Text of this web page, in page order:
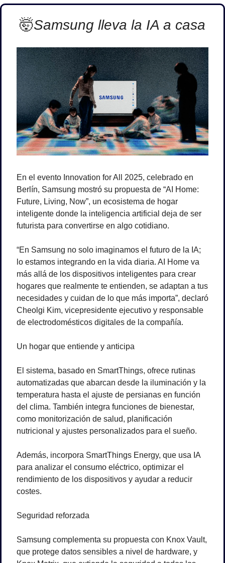
🤯Samsung lleva la IA a casa
En el evento Innovation for All 2025, celebrado en
Berlín, Samsung mostró su propuesta de “AI Home:
Future, Living, Now”, un ecosistema de hogar
inteligente donde la inteligencia artificial deja de ser
futurista para convertirse en algo cotidiano.
“En Samsung no solo imaginamos el futuro de la IA;
lo estamos integrando en la vida diaria. AI Home va
más allá de los dispositivos inteligentes para crear
hogares que realmente te entienden, se adaptan a tus
necesidades y cuidan de lo que más importa”, declaró
Cheolgi Kim, vicepresidente ejecutivo y responsable
de electrodomésticos digitales de la compañía.
Un hogar que entiende y anticipa
El sistema, basado en SmartThings, ofrece rutinas
automatizadas que abarcan desde la iluminación y la
temperatura hasta el ajuste de persianas en función
del clima. También integra funciones de bienestar,
como monitorización de salud, planificación
nutricional y ajustes personalizados para el sueño.
Además, incorpora SmartThings Energy, que usa IA
para analizar el consumo eléctrico, optimizar el
rendimiento de los dispositivos y ayudar a reducir
costes.
Seguridad reforzada
Samsung complementa su propuesta con Knox Vault,
que protege datos sensibles a nivel de hardware, y